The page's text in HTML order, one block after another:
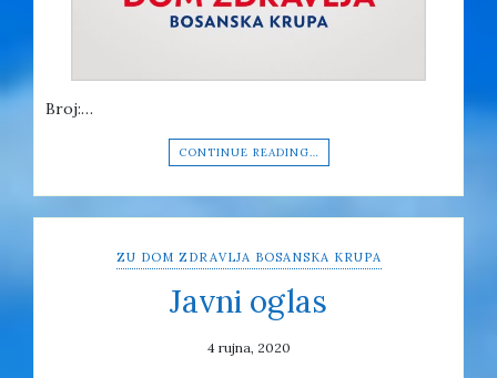
Broj:…
CONTINUE READING…
ZU DOM ZDRAVLJA BOSANSKA KRUPA
Javni oglas
4 rujna, 2020